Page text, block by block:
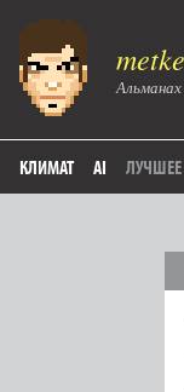
КЛИМАТ AI ЛУЧШЕЕ